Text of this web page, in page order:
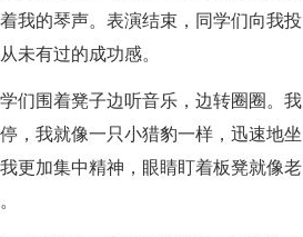
我的琴声。表演结束，同学们向我投
未有过的成功感。
们围着凳子边听音乐，边转圈圈。我
，我就像一只小猎豹一样，迅速地坐
更加集中精神，眼睛盯着板凳就像老